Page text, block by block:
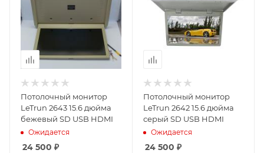
Потолочный монитор
LeTrun 2643 15.6 дюйма
бежевый SD USB HDMI
Ожидается
24 500 ₽
Потолочный монитор
LeTrun 2642 15.6 дюйма
серый SD USB HDMI
Ожидается
24 500 ₽